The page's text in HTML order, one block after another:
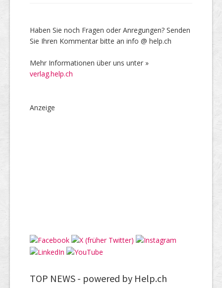
Haben Sie noch Fragen oder Anregungen? Senden
Sie Ihren Kommentar bitte an info @ help.ch
Mehr Informationen über uns unter »
verlag.help.ch
Anzeige
TOP NEWS - powered by Help.ch